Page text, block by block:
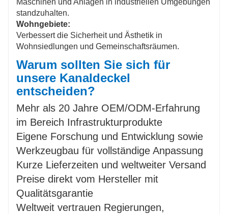
Maschinen und Anlagen in industriellen Umgebungen
standzuhalten.
Wohngebiete:
Verbessert die Sicherheit und Ästhetik in
Wohnsiedlungen und Gemeinschaftsräumen.
Warum sollten Sie sich für
unsere Kanaldeckel
entscheiden?
Mehr als 20 Jahre OEM/ODM-Erfahrung
im Bereich Infrastrukturprodukte
Eigene Forschung und Entwicklung sowie
Werkzeugbau für vollständige Anpassung
Kurze Lieferzeiten und weltweiter Versand
Preise direkt vom Hersteller mit
Qualitätsgarantie
Weltweit vertrauen Regierungen,